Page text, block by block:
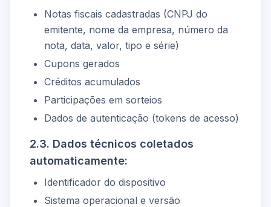
Notas fiscais cadastradas (CNPJ do
emitente, nome da empresa, número da
nota, data, valor, tipo e série)
Cupons gerados
Créditos acumulados
Participações em sorteios
Dados de autenticação (tokens de acesso)
2.3. Dados técnicos coletados
automaticamente:
Identificador do dispositivo
Sistema operacional e versão